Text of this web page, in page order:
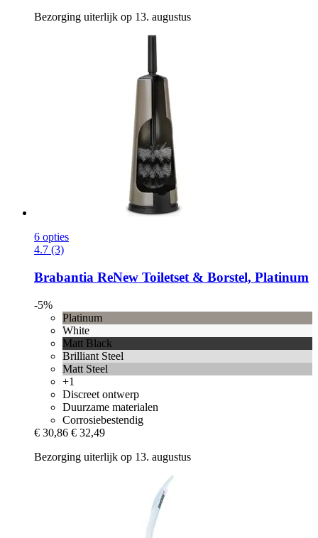
Bezorging uiterlijk op 13. augustus
6 opties
4.7 (3)
Brabantia ReNew Toiletset & Borstel, Platinum
-5%
Platinum
White
Matt Black
Brilliant Steel
Matt Steel
+1
Discreet ontwerp
Duurzame materialen
Corrosiebestendig
€ 30,86 € 32,49
Bezorging uiterlijk op 13. augustus